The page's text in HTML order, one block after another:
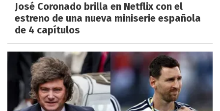
José Coronado brilla en Netflix con el
estreno de una nueva miniserie española
de 4 capítulos